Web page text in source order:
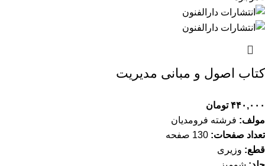
کتاب اصول و مبانی مدیریت
۴۴۰,۰۰۰ تومان
مولف: فرشته فرومدیان
تعداد صفحات:
قطع: وزیری